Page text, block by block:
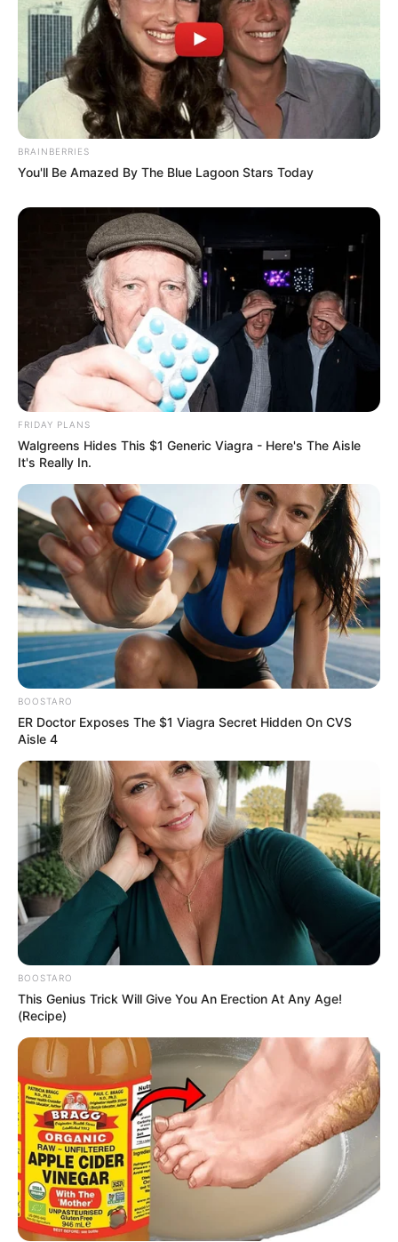
BRAINBERRIES
You'll Be Amazed By The Blue Lagoon Stars Today
FRIDAY PLANS
Walgreens Hides This $1 Generic Viagra - Here's The Aisle
It's Really In.
BOOSTARO
ER Doctor Exposes The $1 Viagra Secret Hidden On CVS
Aisle 4
BOOSTARO
This Genius Trick Will Give You An Erection At Any Age!
(Recipe)